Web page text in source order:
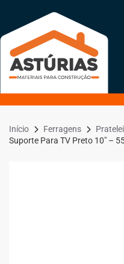
Início Ferragens
Suporte Para TV Preto 10″ –